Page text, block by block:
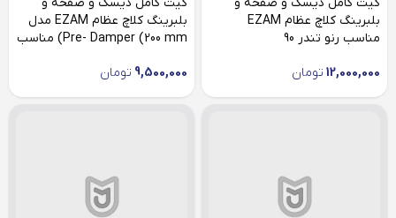
بلبرینگ کلاچ عظام EZAM
مناسب رنو تندر 90
12,000,000 تومان
بلبرینگ کلاچ عظام EZAM مدل
Pre- Damper (200 mm) مناسب
9,500,000 تومان